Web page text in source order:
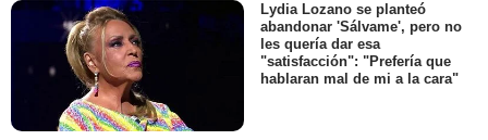
Lydia Lozano se planteó
abandonar 'Sálvame', pero no
les quería dar esa
"satisfacción": "Prefería que
hablaran mal de mi a la cara"